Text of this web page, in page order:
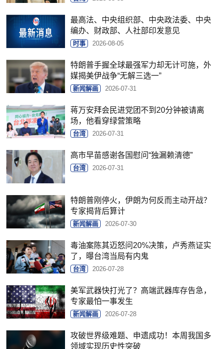
最高法、中央组织部、中央政法委、中央
编办、财政部、人社部印发意见
时事 2026-08-05
特朗普手握全球最强军力却无计可施，外
媒揭美伊战争“无解三选一”
新闻解画 2026-07-31
蒋万安拜会民进党团不到20分钟被请离
场，他看穿绿营策略
台湾 2026-07-31
高市早苗感谢各国慰问“独漏赖清德”
台湾 2026-07-31
特朗普刚停火，伊朗为何反而主动开战？
专家揭背后算计
新闻解画 2026-07-30
毒油案陈其迈怒问20%决策，卢秀燕证实
了，曝台湾当局有内鬼
台湾 2026-07-28
美军武器快打光了？高端武器库存告急，
专家最怕一事发生
新闻解画 2026-07-28
攻破世界级难题、申遗成功！本周我国多
领域实现历史性突破